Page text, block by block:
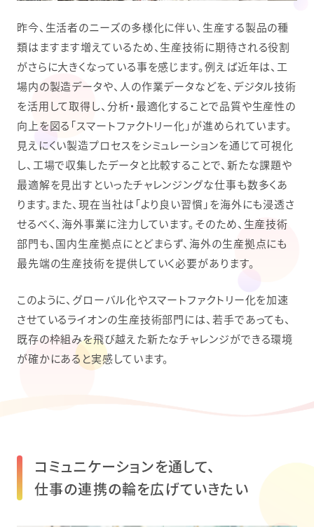
昨今、生活者のニーズの多様化に伴い、生産する製品の種
類はますます増えているため、生産技術に期待される役割
がさらに大きくなっている事を感じます。例えば近年は、工
場内の製造データや、人の作業データなどを、デジタル技術
を活用して取得し、分析・最適化することで品質や生産性の
向上を図る「スマートファクトリー化」が進められています。
見えにくい製造プロセスをシミュレーションを通じて可視化
し、工場で収集したデータと比較することで、新たな課題や
最適解を見出すといったチャレンジングな仕事も数多くあ
ります。また、現在当社は「より良い習慣」を海外にも浸透さ
せるべく、海外事業に注力しています。そのため、生産技術
部門も、国内生産拠点にとどまらず、海外の生産拠点にも
最先端の生産技術を提供していく必要があります。
このように、グローバル化やスマートファクトリー化を加速
させているライオンの生産技術部門には、若手であっても、
既存の枠組みを飛び越えた新たなチャレンジができる環境
が確かにあると実感しています。
コミュニケーションを通して、
仕事の連携の輪を広げていきたい